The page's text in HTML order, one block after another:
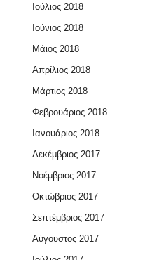
Ιούλιος 2018
Ιούνιος 2018
Μάιος 2018
Απρίλιος 2018
Μάρτιος 2018
Φεβρουάριος 2018
Ιανουάριος 2018
Δεκέμβριος 2017
Νοέμβριος 2017
Οκτώβριος 2017
Σεπτέμβριος 2017
Αύγουστος 2017